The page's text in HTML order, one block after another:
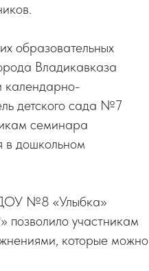
образовательных
Владикавказа
календарно-
детского сада №7
семинара
в дошкольном
№8 «Улыбка»
позволило участникам
которые можно